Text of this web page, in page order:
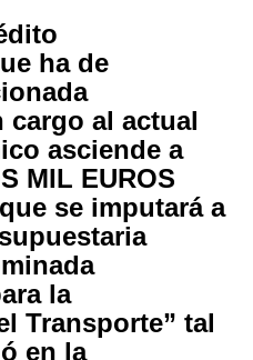
ha de
cargo al actual
asciende a
MIL EUROS
se imputará a
la
Transporte” tal
en la